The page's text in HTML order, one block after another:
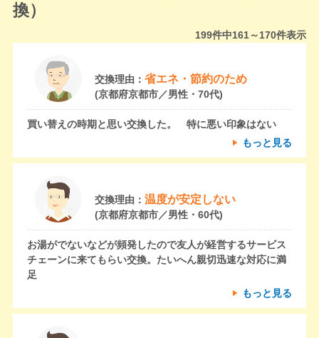
換）
199件中161～170件表示
交換理由： 省エネ・節約のため
(京都府京都市／男性・70代)
買い替えの時期と思い交換した。 特に悪い印象はない
もっと見る
交換理由： 温度が安定しない
(京都府京都市／男性・60代)
お湯がでないなどが頻発したので友人が経営するサービス
チェーンに来てもらい交換。たいへん親切迅速な対応に満
足
もっと見る